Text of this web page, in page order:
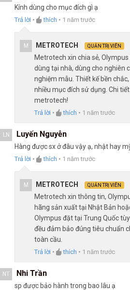
Kính dùng cho mục đích gì ạ
Trả lời • thích • 1 năm trước
M METROTECH QUẢN TRỊ VIÊN
Metrotech xin chia sẻ,
dùng tại nhà, dùng cho nghiên
nghiệm mẫu. Thiết kế bền
nhiều mục đích sử dụng. Chi
metrotech!
Trả lời • thích • 1 năm trước
LN Luyến Nguyễn
Hàng được sx ở đâu vậy ạ, nhật hay
Trả lời • thích • 1 năm trước
M METROTECH QUẢN TRỊ VIÊN
Metrotech xin thông tin,
hãng sản xuất tại Nhật Bản
Olympus đặt tại Trung Quốc
đều đảm bảo đúng tiêu chuẩn
toàn cầu.
Trả lời • thích • 1 năm trước
NT Nhi Trần
sp được bảo hành trong bao lâu ạ